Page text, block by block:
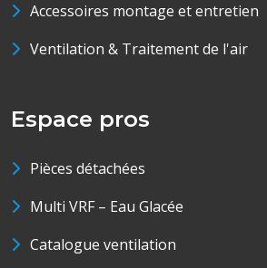
Accessoires montage et entretien
Ventilation & Traitement de l'air
Espace pros
Pièces détachées
Multi VRF – Eau Glacée
Catalogue ventilation